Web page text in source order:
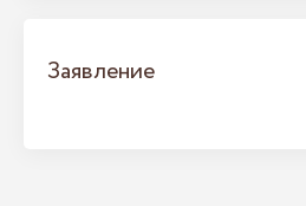
Заявление